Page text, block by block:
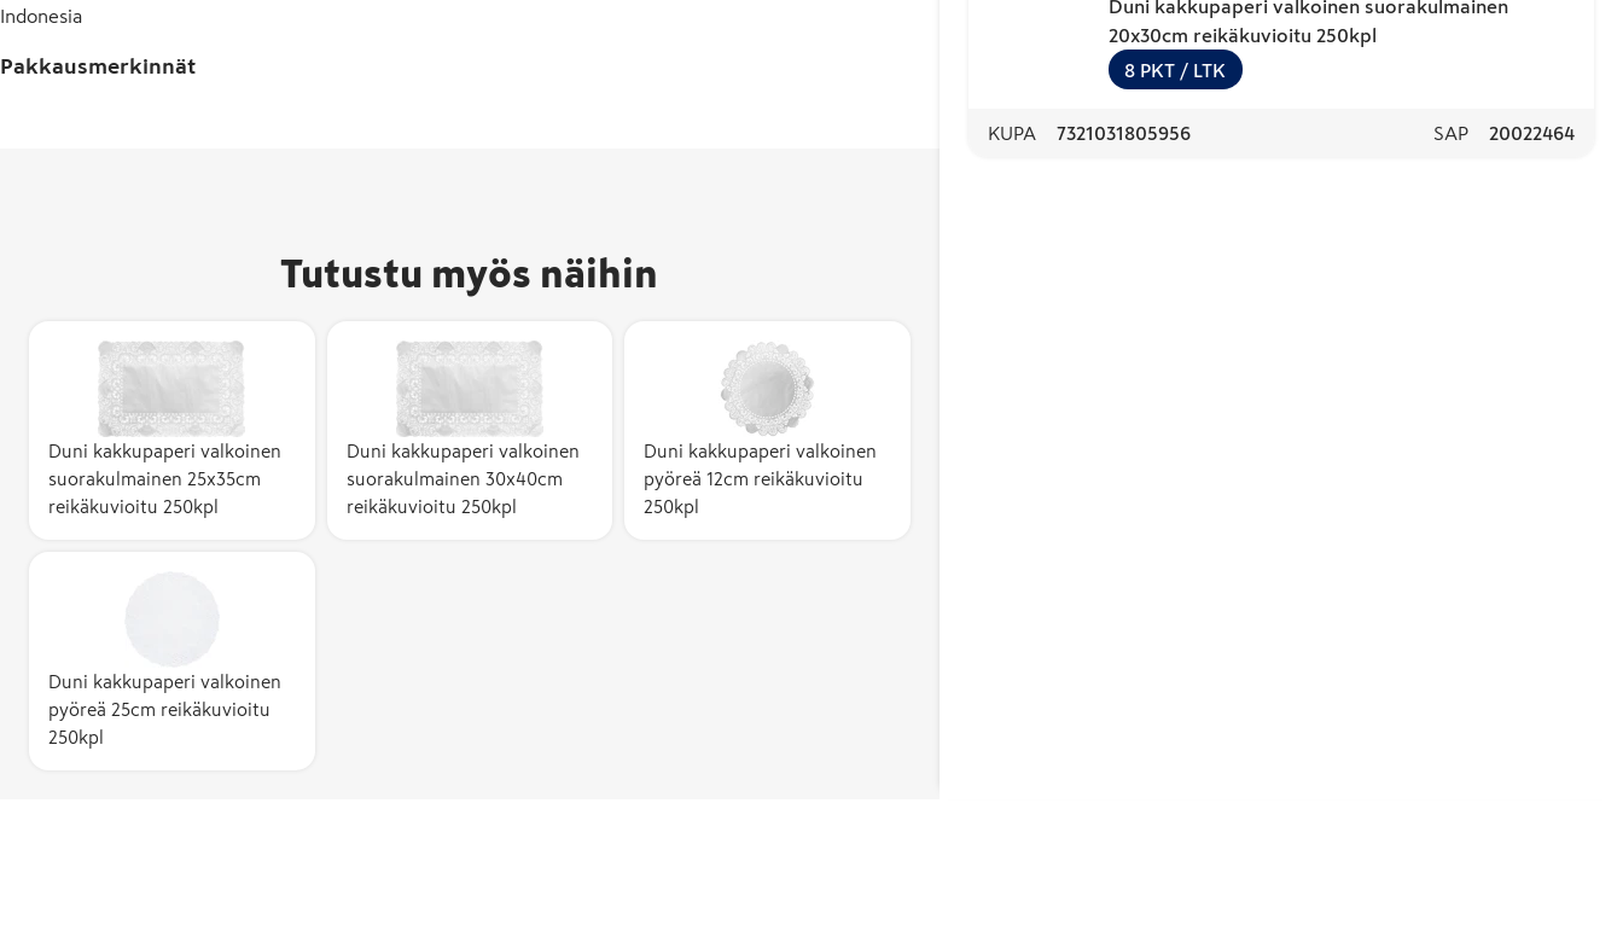
Indonesia
Pakkausmerkinnät
Tutustu myös näihin
Duni kakkupaperi valkoinen
suorakulmainen 25x35cm
reikäkuvioitu 250kpl
Duni kakkupaperi valkoinen
suorakulmainen 30x40cm
reikäkuvioitu 250kpl
Duni kakkupaperi valkoinen
pyöreä 12cm reikäkuvioitu
250kpl
Duni kakkupaperi valkoinen
pyöreä 25cm reikäkuvioitu
250kpl
Duni kakkupaperi valkoinen suorakulmainen
20x30cm reikäkuvioitu 250kpl
8 PKT / LTK
KUPA 7321031805956 SAP 20022464